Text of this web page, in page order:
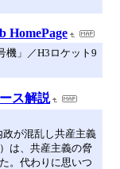
HomePage
機」／H3ロケット9
ス解説
政が混乱し共産主義
は、共産主義の脅
。代わりに思いつ